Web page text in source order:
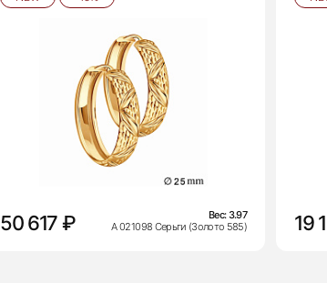
50 617 ₽ Вес:3.97
А 021098 Серьги (Золото 585)
19